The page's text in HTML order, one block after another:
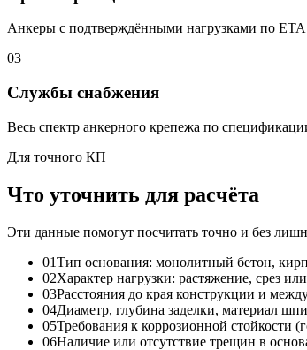
Анкеры с подтверждёнными нагрузками по ETA
03
Службы снабжения
Весь спектр анкерного крепежа по
Для точного КП
Что уточнить для расчёта
Эти данные помогут посчитать точно и без
01Тип основания: монолитный бетон,
02Характер нагрузки: растяжение, срез
03Расстояния до края конструкции и
04Диаметр, глубина заделки, материал
05Требования к коррозионной стойкости
06Наличие или отсутствие трещин в